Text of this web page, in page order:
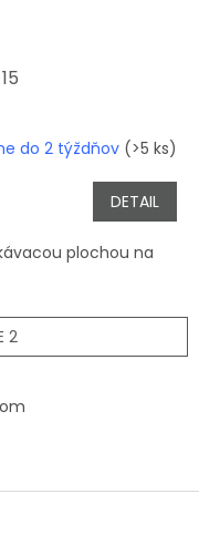
do 2 týždňov (>5 ks)
DETAIL
plochou na
2